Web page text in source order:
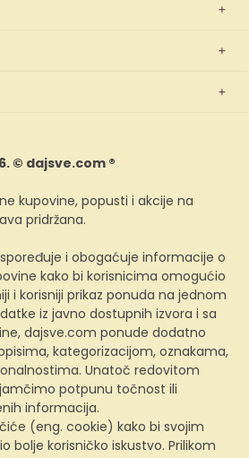
© dajsve.com ®
kupovine, popusti i akcije na
pridržana.
i obogaćuje informacije o
kako bi korisnicima omogućio
i korisniji prikaz ponuda na jednom
iz javno dostupnih izvora i sa
dajsve.com ponude dodatno
kategorizacijom, oznakama,
Unatoč redovitom
potpunu točnost ili
informacija.
(eng. cookie) kako bi svojim
bolje korisničko iskustvo. Prilikom